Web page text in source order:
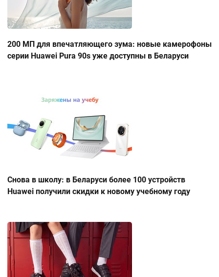
200 МП для впечатляющего зума: новые камерофоны
серии Huawei Pura 90s уже доступны в Беларуси
Снова в школу: в Беларуси более 100 устройств
Huawei получили скидки к новому учебному году